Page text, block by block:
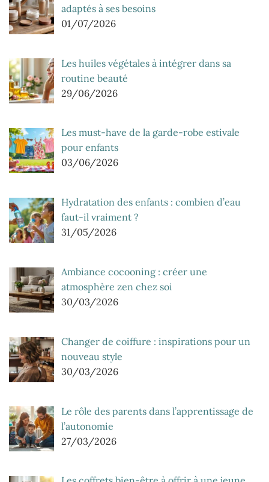
adaptés à ses besoins
01/07/2026
Les huiles végétales à intégrer dans sa
routine beauté
29/06/2026
Les must-have de la garde-robe estivale
pour enfants
03/06/2026
Hydratation des enfants : combien d’eau
faut-il vraiment ?
31/05/2026
Ambiance cocooning : créer une
atmosphère zen chez soi
30/03/2026
Changer de coiffure : inspirations pour un
nouveau style
30/03/2026
Le rôle des parents dans l’apprentissage de
l’autonomie
27/03/2026